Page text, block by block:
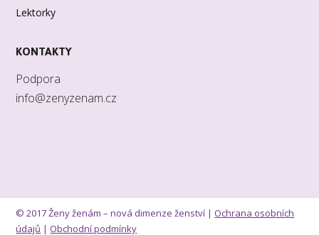
Lektorky
KONTAKTY
Podpora
info@zenyzenam.cz
© 2017 Ženy ženám – nová dimenze ženství | Ochrana osobních
údajů | Obchodní podmínky